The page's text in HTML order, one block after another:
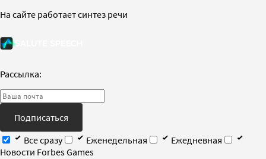
На сайте работает синтез речи
Рассылка:
Подписаться
Все сразу
Еженедельная
Ежедневная
Новости Forbes Games